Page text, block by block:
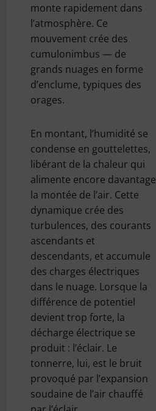
monte rapidement dans
l’atmosphère. Ce
mouvement crée des
cumulonimbus — de
grands nuages en forme
d’enclume, typiques des
orages.
En montant, l’humidité se
condense en gouttelettes,
libérant de la chaleur qui
alimente encore davantage
la montée de l’air. Cette
dynamique crée des
turbulences, des courants
ascendants et
descendants, et accumule
des charges électriques
dans le nuage. Lorsque la
différence de potentiel
devient trop forte, la
décharge électrique se
produit : l’éclair. Le
tonnerre, lui, est le bruit
provoqué par l’expansion
soudaine de l’air chauffé